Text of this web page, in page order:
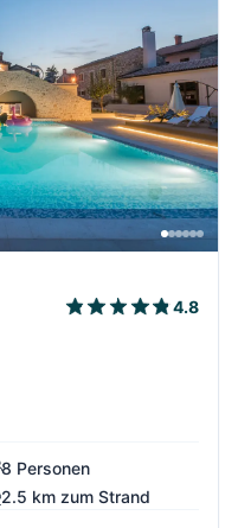
4.8
8 Personen
2.5 km zum Strand